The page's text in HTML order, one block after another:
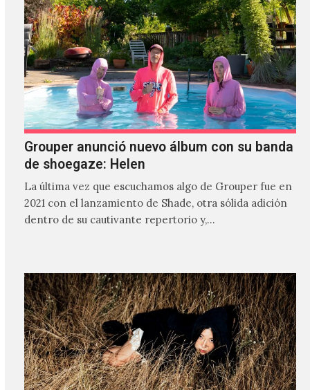
Grouper anunció nuevo álbum con su banda
de shoegaze: Helen
La última vez que escuchamos algo de Grouper fue en
2021 con el lanzamiento de Shade, otra sólida adición
dentro de su cautivante repertorio y,…